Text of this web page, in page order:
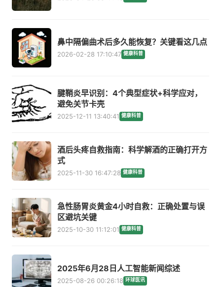
鼻中隔偏曲术后多久能恢复？关键看这几点
2026-02-28 17:10:47 健康科普
腱鞘炎早识别：4个典型症状+科学应对，
避免关节卡壳
2025-12-11 13:40:41 健康科普
酒后头疼自救指南：科学解酒的正确打开方
式
2025-11-30 16:47:28 健康科普
急性肠胃炎黄金4小时自救：正确处置与误
区避坑关键
2025-10-30 11:12:01 健康科普
2025年6月28日人工智能新闻综述
2025-08-26 00:26:18 环球医讯